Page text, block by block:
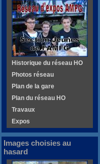
Historique du réseau HO
Photos réseau
Plan de la gare
Plan du réseau HO
Travaux
Expos
Images choisies au
hasard